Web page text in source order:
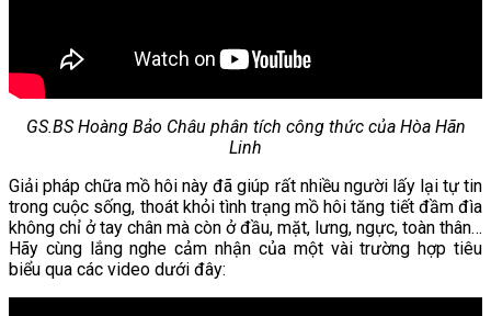
GS.BS Hoàng Bảo Châu phân tích công thức của Hòa Hãn
Linh
Giải pháp chữa mồ hôi này đã giúp rất nhiều người lấy lại tự tin
trong cuộc sống, thoát khỏi tình trạng mồ hôi tăng tiết đầm đìa
không chỉ ở tay chân mà còn ở đầu, mặt, lưng, ngực, toàn thân…
Hãy cùng lắng nghe cảm nhận của một vài trường hợp tiêu
biểu qua các video dưới đây: